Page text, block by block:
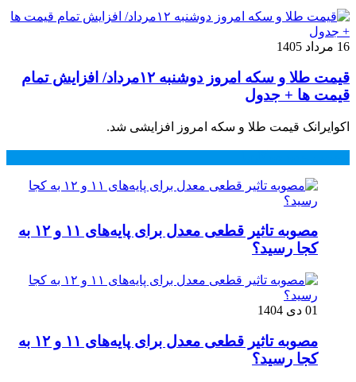
16 مرداد 1405
قیمت طلا و سکه امروز دوشنبه ۱۲مرداد/ افزایش تمام
قیمت ها + جدول
اکوایرانک قیمت طلا و سکه امروز افزایشی شد.
مصوبه تاثیر قطعی معدل برای پایه‌های ۱۱ و ۱۲ به
کجا رسید؟
01 دی 1404
مصوبه تاثیر قطعی معدل برای پایه‌های ۱۱ و ۱۲ به
کجا رسید؟